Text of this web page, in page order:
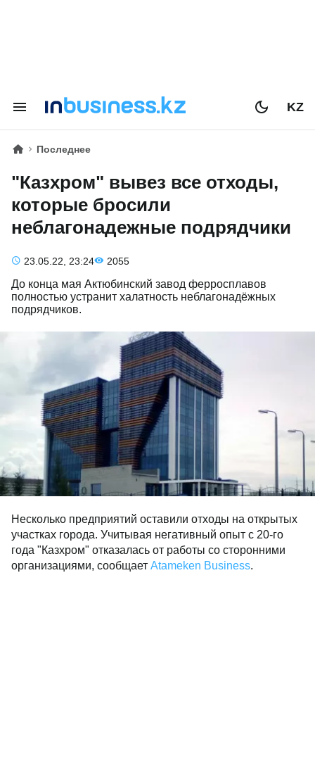
KZ
Последнее
"Казхром" вывез все отходы,
которые бросили
неблагонадежные подрядчики
23.05.22, 23:24 2055
До конца мая Актюбинский завод ферросплавов
полностью устранит халатность неблагонадёжных
подрядчиков.
Несколько предприятий оставили отходы на открытых
участках города. Учитывая негативный опыт с 20-го
года "Казхром" отказалась от работы со сторонними
организациями, сообщает Atameken Business.